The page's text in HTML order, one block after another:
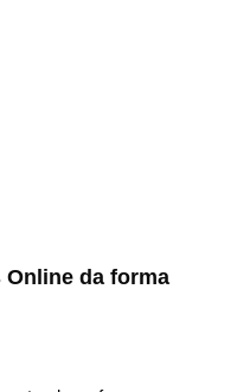
da forma